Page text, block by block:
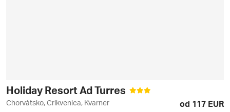
Holiday Resort Ad Turres
Chorvátsko, Crikvenica, Kvarner od 117 EUR